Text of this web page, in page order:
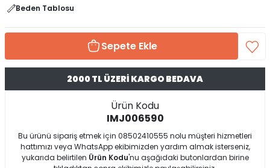
Beden Tablosu
Sepete Ekle
2000 TL ÜZERİ KARGO BEDAVA
Ürün Kodu
IMJ006590
Bu ürünü sipariş etmek için 08502410555 nolu müşteri hizmetleri
hattımızı veya WhatsApp ekibimizden yardım almak isterseniz,
yukarıda belirtilen Ürün Kodu'nu aşağıdaki butonlardan birine